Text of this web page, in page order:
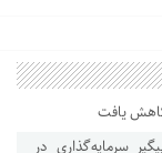
اقتصادی پیگیر سرمایه‌گذاری در